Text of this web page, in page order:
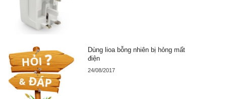
Dùng lioa bỗng nhiên bị hỏng mất
điện
24/08/2017